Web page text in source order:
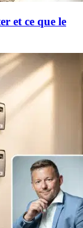
et ce que le